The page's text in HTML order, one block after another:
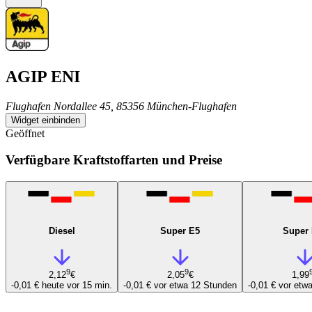
AGIP ENI
Flughafen Nordallee 45, 85356 München-Flughafen
Widget einbinden
Geöffnet
Verfügbare Kraftstoffarten und Preise
Diesel
2,129€
-0,01 € heute vor 15 min.
Super E5
2,059€
-0,01 € vor etwa 12 Stunden
Super
1,99
-0,01 € vor